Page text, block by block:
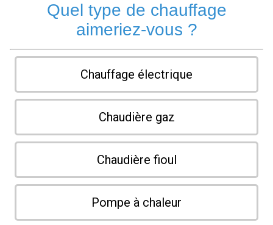
Quel type de chauffage
aimeriez-vous ?
Chauffage électrique
Chaudière gaz
Chaudière fioul
Pompe à chaleur